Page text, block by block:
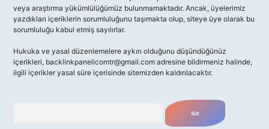
veya araştırma yükümlülüğümüz bulunmamaktadır. Ancak, üyelerimiz
yazdıkları içeriklerin sorumluluğunu taşımakta olup, siteye üye olarak bu
sorumluluğu kabul etmiş sayılırlar.
Hukuka ve yasal düzenlemelere aykırı olduğunu düşündüğünüz
içerikleri, backlinkpanelicomtr@gmail.com adresine bildirmeniz halinde,
ilgili içerikler yasal süre içerisinde sitemizden kaldırılacaktır.